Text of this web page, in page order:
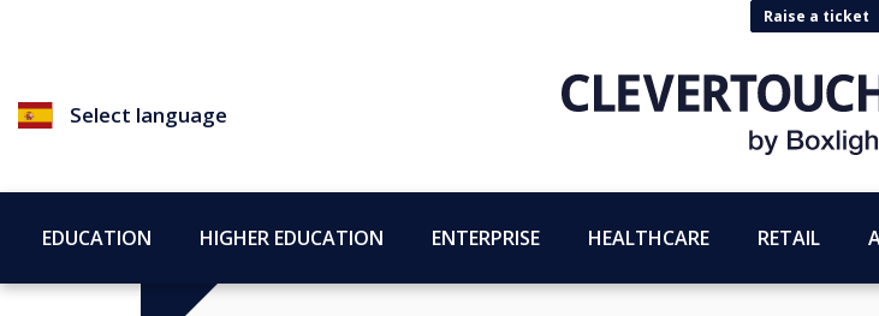
Select language
Raise a ticket
EDUCATION HIGHER EDUCATION ENTERPRISE HEALTHCARE RETAIL